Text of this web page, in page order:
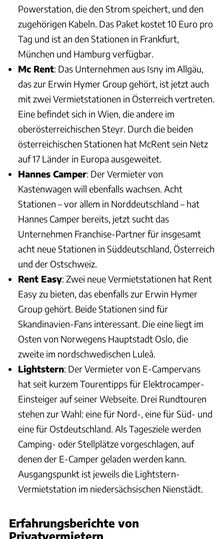
Powerstation, die den Strom speichert, und den
zugehörigen Kabeln. Das Paket kostet 10 Euro pro
Tag und ist an den Stationen in Frankfurt,
München und Hamburg verfügbar.
Mc Rent: Das Unternehmen aus Isny im Allgäu,
das zur Erwin Hymer Group gehört, ist jetzt auch
mit zwei Vermietstationen in Österreich vertreten.
Eine befindet sich in Wien, die andere im
oberösterreichischen Steyr. Durch die beiden
österreichischen Stationen hat McRent sein Netz
auf 17 Länder in Europa ausgeweitet.
Hannes Camper: Der Vermieter von
Kastenwagen will ebenfalls wachsen. Acht
Stationen – vor allem in Norddeutschland – hat
Hannes Camper bereits, jetzt sucht das
Unternehmen Franchise-Partner für insgesamt
acht neue Stationen in Süddeutschland, Österreich
und der Ostschweiz.
Rent Easy: Zwei neue Vermietstationen hat Rent
Easy zu bieten, das ebenfalls zur Erwin Hymer
Group gehört. Beide Stationen sind für
Skandinavien-Fans interessant. Die eine liegt im
Osten von Norwegens Hauptstadt Oslo, die
zweite im nordschwedischen Luleå.
Lightstern: Der Vermieter von E-Campervans
hat seit kurzem Tourentipps für Elektrocamper-
Einsteiger auf seiner Webseite. Drei Rundtouren
stehen zur Wahl: eine für Nord-, eine für Süd- und
eine für Ostdeutschland. Als Tagesziele werden
Camping- oder Stellplätze vorgeschlagen, auf
denen der E-Camper geladen werden kann.
Ausgangspunkt ist jeweils die Lightstern-
Vermietstation im niedersächsischen Nienstädt.
Erfahrungsberichte von
Privatvermietern